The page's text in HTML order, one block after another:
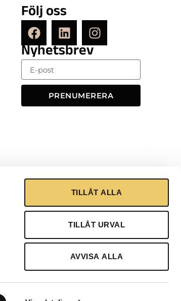
TILLÅT ALLA
TILLÅT URVAL
AVVISA ALLA
Följ oss
Nyhetsbrev
PRENUMERERA